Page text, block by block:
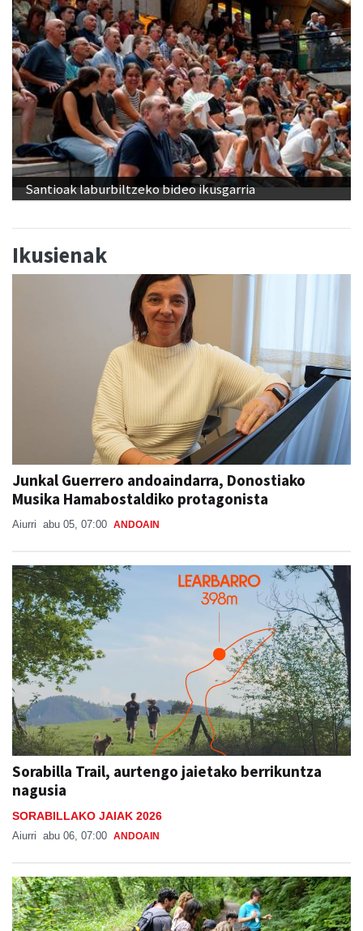
Santioak laburbiltzeko bideo ikusgarria
Ikusienak
Junkal Guerrero andoaindarra, Donostiako
Musika Hamabostaldiko protagonista
Aiurri abu 05, 07:00 ANDOAIN
Sorabilla Trail, aurtengo jaietako berrikuntza
nagusia
SORABILLAKO JAIAK 2026
Aiurri abu 06, 07:00 ANDOAIN